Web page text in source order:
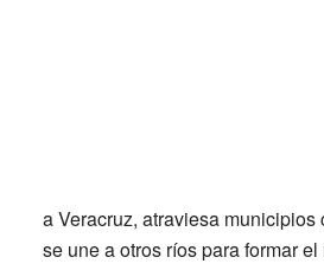
a Veracruz, atraviesa municipios
se une a otros ríos para formar